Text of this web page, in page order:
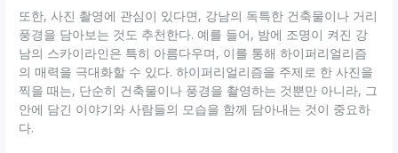
또한, 사진 촬영에 관심이 있다면, 강남의 독특한 건축물이나 거리
풍경을 담아보는 것도 추천한다. 예를 들어, 밤에 조명이 켜진 강
남의 스카이라인은 특히 아름다우며, 이를 통해 하이퍼리얼리즘
의 매력을 극대화할 수 있다. 하이퍼리얼리즘을 주제로 한 사진을
찍을 때는, 단순히 건축물이나 풍경을 촬영하는 것뿐만 아니라, 그
안에 담긴 이야기와 사람들의 모습을 함께 담아내는 것이 중요하
다.